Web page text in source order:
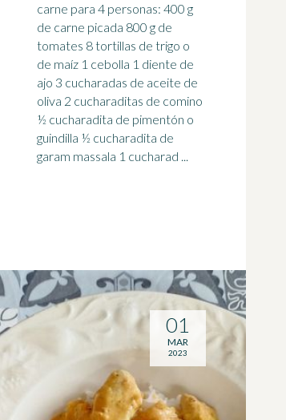
carne para 4 personas: 400 g
de carne picada 800 g de
tomates 8 tortillas de trigo o
de maíz 1 cebolla 1 diente de
ajo 3 cucharadas de aceite de
oliva 2 cucharaditas de comino
½ cucharadita de pimentón o
guindilla ½ cucharadita de
garam massala 1 cucharad ...
01
MAR
2023